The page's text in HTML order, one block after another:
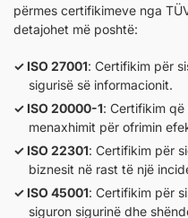
përmes certifikimeve nga
detajohet më poshtë:
ISO 27001: Certifikim për
sigurisë së informacionit.
ISO 20000-1: Certifikim
menaxhimit për ofrimin
ISO 22301: Certifikim për
biznesit në rast të një
ISO 45001: Certifikim për
siguron sigurinë dhe